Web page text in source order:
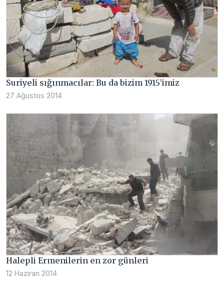
Suriyeli sığınmacılar: Bu da bizim 1915’imiz
27 Ağustos 2014
Halepli Ermenilerin en zor günleri
12 Haziran 2014